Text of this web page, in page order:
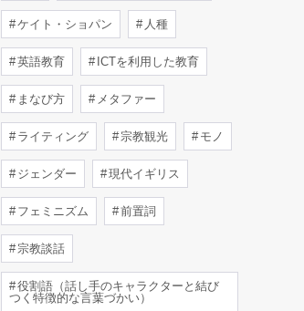
ケイト・ショパン 人種
英語教育 ICTを利用した教育
まなび方 メタファー
ライティング 宗教観光 モノ
ジェンダー 現代イギリス
フェミニズム 前置詞
宗教談話
役割語（話し手のキャラクターと結び
つく特徴的な言葉づかい）